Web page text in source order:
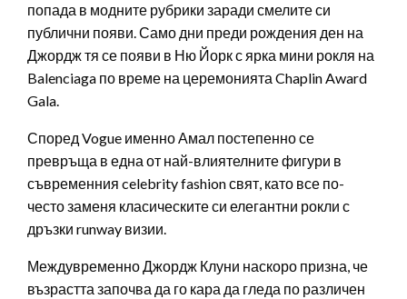
попада в модните рубрики заради смелите си
публични появи. Само дни преди рождения ден на
Джордж тя се появи в Ню Йорк с ярка мини рокля на
Balenciaga по време на церемонията Chaplin Award
Gala.
Според Vogue именно Амал постепенно се
превръща в една от най-влиятелните фигури в
съвременния celebrity fashion свят, като все по-
често заменя класическите си елегантни рокли с
дръзки runway визии.
Междувременно Джордж Клуни наскоро призна, че
възрастта започва да го кара да гледа по различен